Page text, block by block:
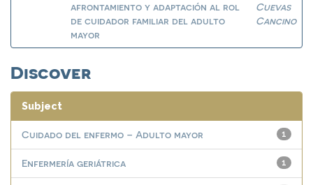
afrontamiento y adaptación al rol
de cuidador familiar del adulto
mayor
Cuevas
Cancino
Discover
Subject
1
Cuidado del enfermo – Adulto mayor
1
Enfermería geriátrica